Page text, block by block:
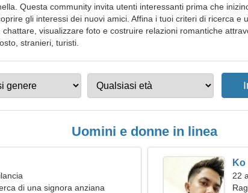
Questa community invita utenti interessanti prima che
gli interessi dei nuovi amici. Affina i tuoi criteri di ricerca e
visualizzare foto e costruire relazioni romantiche
stranieri, turisti.
Uomini e donne in linea
di una signora anziana
Ko
22